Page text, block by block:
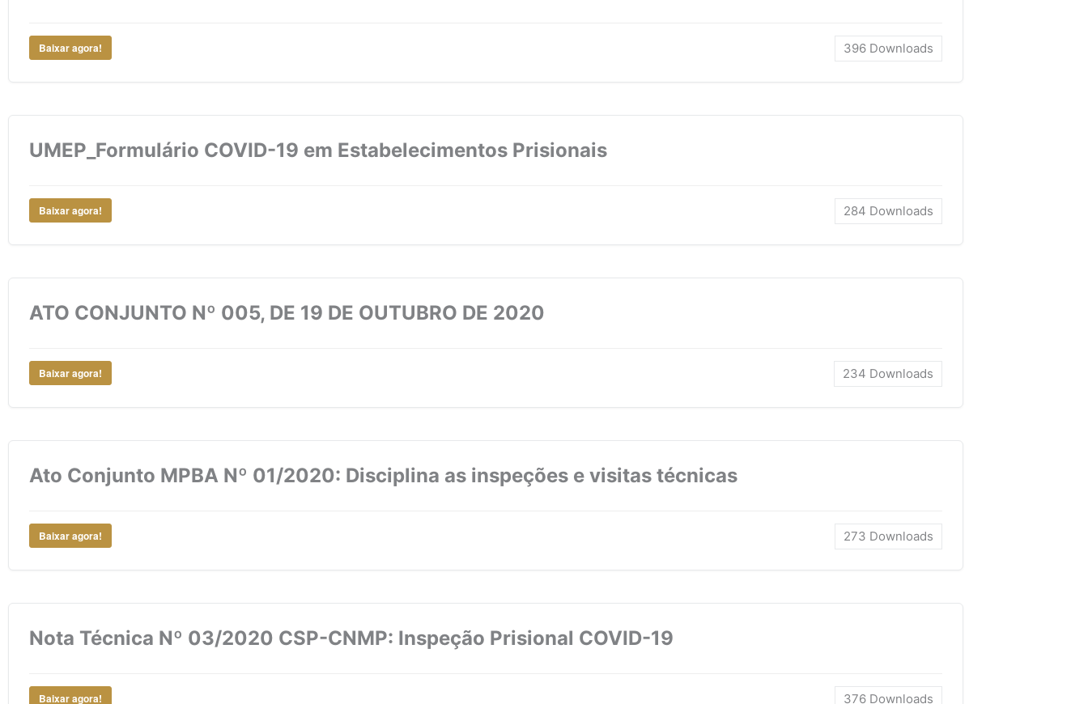
Baixar agora! 396 Downloads
UMEP_Formulário COVID-19 em Estabelecimentos Prisionais
Baixar agora! 284 Downloads
ATO CONJUNTO Nº 005, DE 19 DE OUTUBRO DE 2020
Baixar agora! 234 Downloads
Ato Conjunto MPBA Nº 01/2020: Disciplina as inspeções e visitas técnicas
Baixar agora! 273 Downloads
Nota Técnica Nº 03/2020 CSP-CNMP: Inspeção Prisional COVID-19
Baixar agora! 376 Downloads